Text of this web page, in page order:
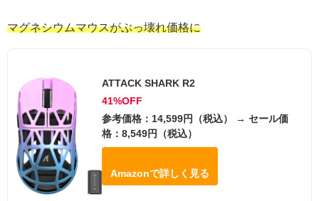
マグネシウムマウスがぶっ壊れ価格に
ATTACK SHARK R2
41%OFF
参考価格：14,599円（税込） → セール価
格：8,549円（税込）
Amazonで詳しく見る